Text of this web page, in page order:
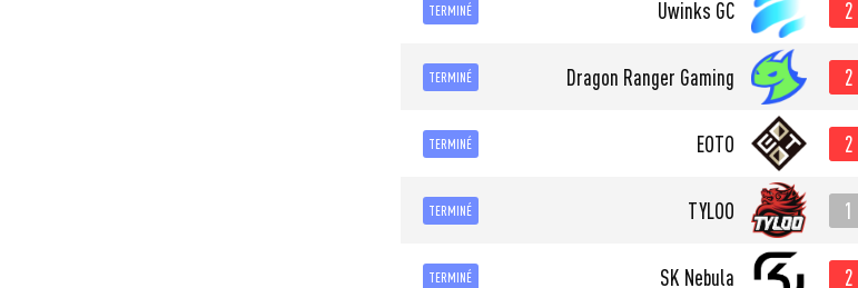
TERMINÉ Uwinks GC 2
TERMINÉ Dragon Ranger Gaming 2
TERMINÉ EOTO 2
TERMINÉ TYLOO 1
TERMINÉ SK Nebula 2